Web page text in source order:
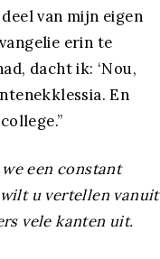
van mijn eigen
erin te
dacht ik: ‘Nou,
En
een constant
wilt u vertellen vanuit
vele kanten uit.